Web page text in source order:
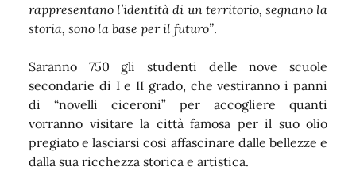
rappresentano l’identità di un territorio, segnano la
storia, sono la base per il futuro”.
Saranno 750 gli studenti delle nove scuole
secondarie di I e II grado, che vestiranno i panni
di “novelli ciceroni” per accogliere quanti
vorranno visitare la città famosa per il suo olio
pregiato e lasciarsi così affascinare dalle bellezze e
dalla sua ricchezza storica e artistica.